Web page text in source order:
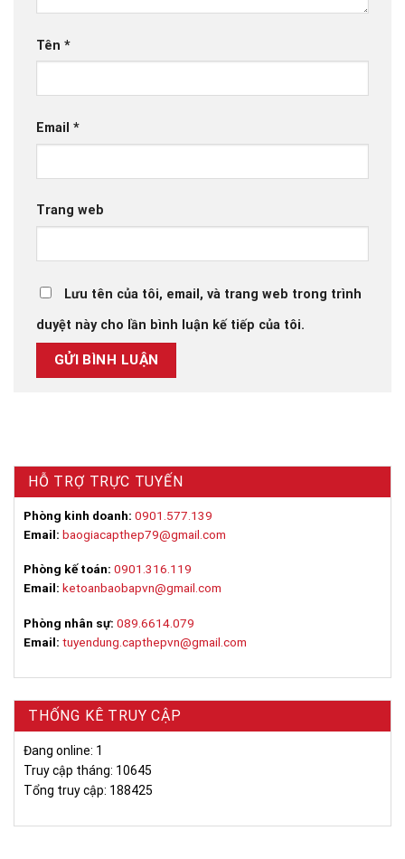
HỖ TRỢ TRỰC TUYẾN
Phòng kinh doanh: 0901.577.139
Email: baogiacapthep79@gmail.com
Phòng kế toán: 0901.316.119
Email: ketoanbaobapvn@gmail.com
Phòng nhân sự: 089.6614.079
Email: tuyendung.capthepvn@gmail.com
THỐNG KÊ TRUY CẬP
Đang online: 1
Truy cập tháng: 10645
Tổng truy cập: 188425
Tên *
Email *
Trang web
Lưu tên của tôi, email, và trang web trong trình
duyệt này cho lần bình luận kế tiếp của tôi.